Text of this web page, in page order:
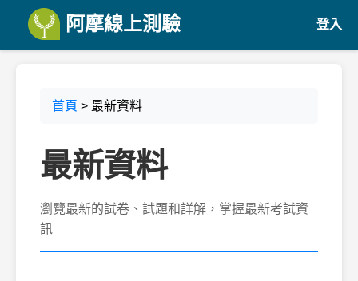
阿摩線上測驗 登入
首頁 > 最新資料
最新資料
瀏覽最新的試卷、試題和詳解，掌握最新考試資
訊